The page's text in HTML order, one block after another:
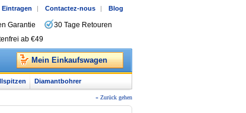
Eintragen | Contactez-nous | Blog
Garantie
30 Tage Retouren
ab €49
Mein Einkaufswagen
Diamantbohrer
« Zurück gehen